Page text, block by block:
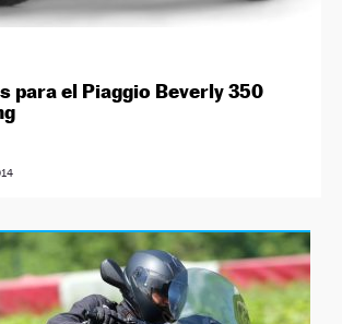
para el Piaggio Beverly 350